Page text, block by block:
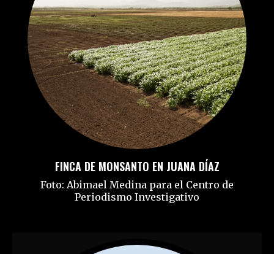
FINCA DE MONSANTO EN JUANA DÍAZ
Foto: Abimael Medina para el Centro de
Periodismo Investigativo